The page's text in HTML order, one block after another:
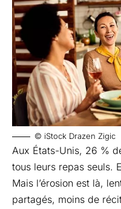
© iStock Drazen Zigic
Aux États-Unis, 26 %
tous leurs repas seuls.
Mais l’érosion est là,
partagés, moins de